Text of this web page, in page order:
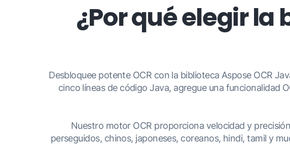
¿Por qué elegir la
Desbloquee potente OCR con la biblioteca Aspose OCR
cinco líneas de código Java, agregue una funcionalidad
Nuestro motor OCR proporciona velocidad y
perseguidos, chinos, japoneses, coreanos, hindi, tamil y